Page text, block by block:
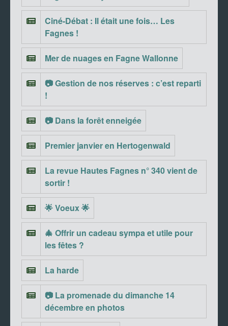
Ciné-Débat : Il était une fois… Les
Fagnes !
Mer de nuages en Fagne Wallonne
📷 Gestion de nos réserves : c’est reparti
!
📷 Dans la forêt enneigée
Premier janvier en Hertogenwald
La revue Hautes Fagnes n° 340 vient de
sortir !
🌟 Voeux 🌟
🎄 Offrir un cadeau sympa et utile pour
les fêtes ?
La harde
📷 La promenade du dimanche 14
décembre en photos